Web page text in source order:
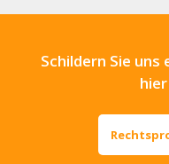
Schildern Sie